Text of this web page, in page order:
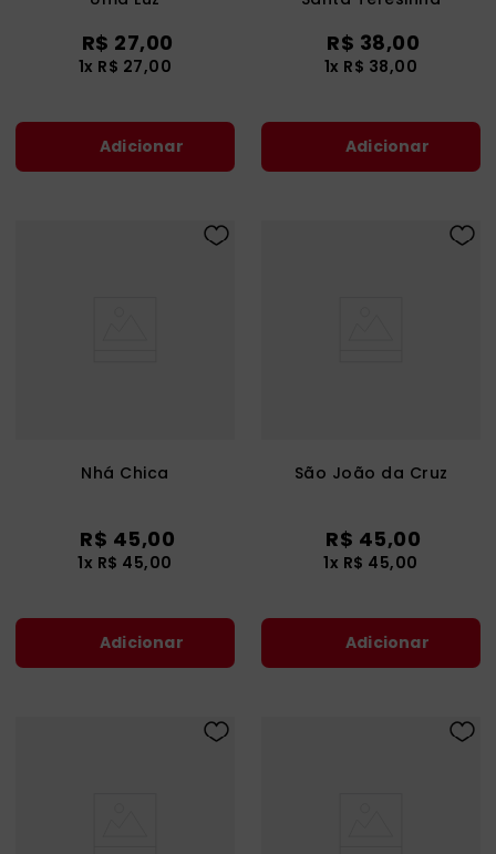
R$ 27,00
1x R$ 27,00
Adicionar
R$ 38,00
1x R$ 38,00
Adicionar
Nhá Chica
R$ 45,00
1x R$ 45,00
Adicionar
São João da Cruz
R$ 45,00
1x R$ 45,00
Adicionar